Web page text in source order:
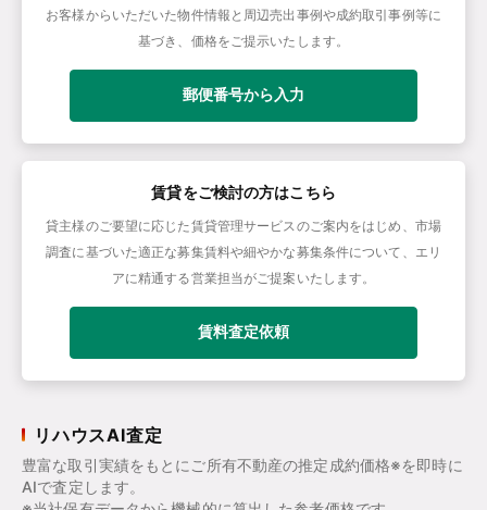
お客様からいただいた物件情報と周辺売出事例や成約取引事例等に
基づき、価格をご提示いたします。
郵便番号から入力
賃貸をご検討の方はこちら
貸主様のご要望に応じた賃貸管理サービスのご案内をはじめ、市場
調査に基づいた適正な募集賃料や細やかな募集条件について、エリ
アに精通する営業担当がご提案いたします。
賃料査定依頼
リハウスAI査定
豊富な取引実績をもとにご所有不動産の推定成約価格※を即時に
AIで査定します。